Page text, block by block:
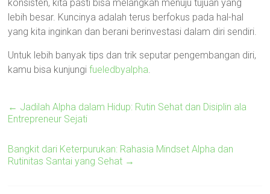
konsisten, kita pasti bisa melangkah menuju tujuan yang
lebih besar. Kuncinya adalah terus berfokus pada hal-hal
yang kita inginkan dan berani berinvestasi dalam diri sendiri.
Untuk lebih banyak tips dan trik seputar pengembangan diri,
kamu bisa kunjungifueledbyalpha.
← Jadilah Alpha dalam Hidup: Rutin Sehat dan Disiplin ala
Entrepreneur Sejati
Bangkit dari Keterpurukan: Rahasia Mindset Alpha dan
Rutinitas Santai yang Sehat →